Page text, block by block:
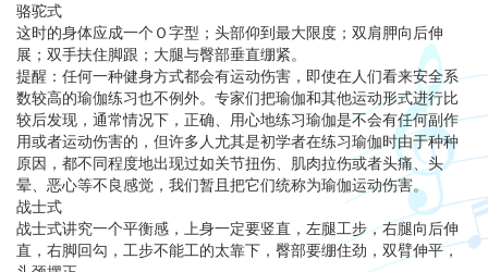
骆驼式
这时的身体应成一个Ｏ字型；头部仰到最大限度；双肩胛向后伸
展；双手扶住脚跟；大腿与臀部垂直绷紧。
提醒：任何一种健身方式都会有运动伤害，即使在人们看来安全系
数较高的瑜伽练习也不例外。专家们把瑜伽和其他运动形式进行比
较后发现，通常情况下，正确、用心地练习瑜伽是不会有任何副作
用或者运动伤害的，但许多人尤其是初学者在练习瑜伽时由于种种
原因，都不同程度地出现过如关节扭伤、肌肉拉伤或者头痛、头
晕、恶心等不良感觉，我们暂且把它们统称为瑜伽运动伤害。
战士式
战士式讲究一个平衡感，上身一定要竖直，左腿工步，右腿向后伸
直，右脚回勾，工步不能工的太靠下，臀部要绷住劲，双臂伸平，